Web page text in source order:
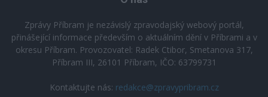
Zprávy Příbram je nezávislý zpravodajský webový portál,
přinášející informace především o aktuálním dění v Příbrami a v
okresu Příbram. Provozovatel: Radek Ctibor, Smetanova 317,
Příbram III, 26101 Příbram, IČO: 63799731
Kontaktujte nás: redakce@zpravypribram.cz